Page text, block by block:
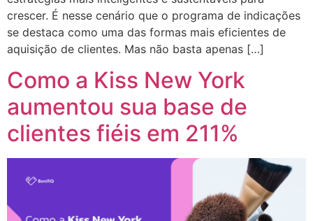
crescer. É nesse cenário que o programa de indicações
se destaca como uma das formas mais eficientes de
aquisição de clientes. Mas não basta apenas […]
Como a Kiss New York
aumentou sua base de
clientes fiéis em 211%